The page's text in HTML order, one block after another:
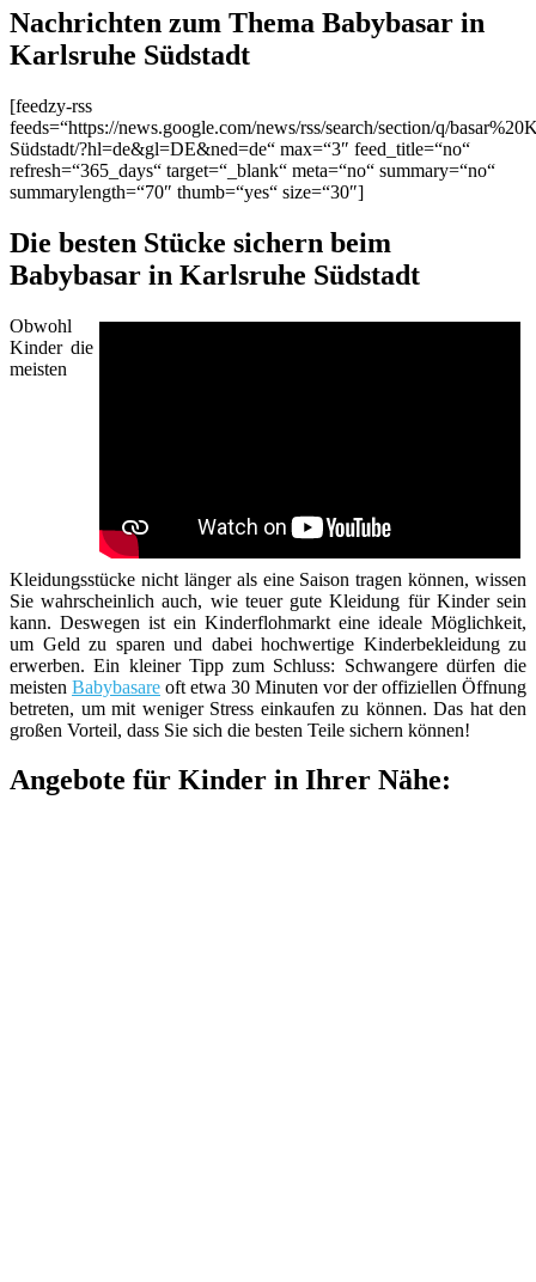
Nachrichten zum Thema Babybasar in
Karlsruhe Südstadt
[feedzy-rss
feeds=“https://news.google.com/news/rss/search/section/q/
Südstadt/?hl=de&gl=DE&ned=de“ max=“3″ feed_title=“no“
refresh=“365_days“ target=“_blank“ meta=“no“ summary=“no“
summarylength=“70″ thumb=“yes“ size=“30″]
Die besten Stücke sichern beim
Babybasar in Karlsruhe Südstadt
Obwohl
Kinder die
meisten
Kleidungsstücke nicht länger als eine Saison tragen können, wissen
Sie wahrscheinlich auch, wie teuer gute Kleidung für Kinder sein
kann. Deswegen ist ein Kinderflohmarkt eine ideale Möglichkeit,
um Geld zu sparen und dabei hochwertige Kinderbekleidung zu
erwerben. Ein kleiner Tipp zum Schluss: Schwangere dürfen die
meisten Babybasare oft etwa 30 Minuten vor der offiziellen Öffnung
betreten, um mit weniger Stress einkaufen zu können. Das hat den
großen Vorteil, dass Sie sich die besten Teile sichern können!
Angebote für Kinder in Ihrer Nähe: